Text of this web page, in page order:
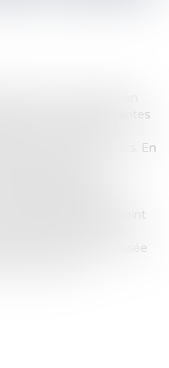
d’une procréation
l’une des requérantes
mai 2002, les deux
conclurent un pacs. En
qui avait
en Belgique, donna
2006, elles saisirent
d’exercice conjoint
par le biais d’une
qui leur fut refusée
fut rejeté...